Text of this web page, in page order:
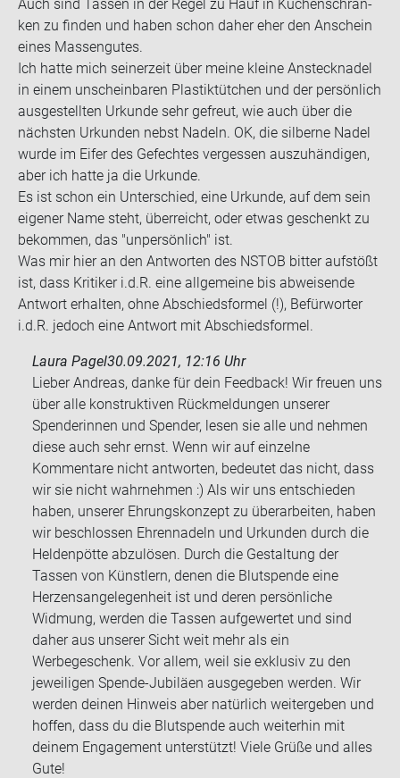
Auch sind Tas­sen in der Regel zu Hauf in Kü­chen­schrän­
ken zu fin­den und haben schon daher eher den An­schein
eines Mas­sen­gu­tes.
Ich hatte mich sei­ner­zeit über meine klei­ne An­steck­na­del
in einem un­schein­ba­ren Plas­tik­tüt­chen und der per­sön­lich
aus­ge­stell­ten Ur­kun­de sehr ge­freut, wie auch über die
nächs­ten Ur­kun­den nebst Na­deln. OK, die sil­ber­ne Nadel
wurde im Eifer des Ge­fech­tes ver­ges­sen aus­zu­hän­di­gen,
aber ich hatte ja die Ur­kun­de.
Es ist schon ein Un­ter­schied, eine Ur­kun­de, auf dem sein
ei­ge­ner Name steht, über­reicht, oder etwas ge­schenkt zu
be­kom­men, das "un­per­sön­lich" ist.
Was mir hier an den Ant­wor­ten des NSTOB bit­ter auf­stößt
ist, dass Kri­ti­ker i.d.R. eine all­ge­mei­ne bis ab­wei­sen­de
Ant­wort er­hal­ten, ohne Ab­schieds­for­mel (!), Be­für­wor­ter
i.d.R. je­doch eine Ant­wort mit Ab­schieds­for­mel.
Laura Pagel30.09.2021, 12:16 Uhr
Lieber Andreas, danke für dein Feedback! Wir freuen uns
über alle konstruktiven Rückmeldungen unserer
Spenderinnen und Spender, lesen sie alle und nehmen
diese auch sehr ernst. Wenn wir auf einzelne
Kommentare nicht antworten, bedeutet das nicht, dass
wir sie nicht wahrnehmen :) Als wir uns entschieden
haben, unserer Ehrungskonzept zu überarbeiten, haben
wir beschlossen Ehrennadeln und Urkunden durch die
Heldenpötte abzulösen. Durch die Gestaltung der
Tassen von Künstlern, denen die Blutspende eine
Herzensangelegenheit ist und deren persönliche
Widmung, werden die Tassen aufgewertet und sind
daher aus unserer Sicht weit mehr als ein
Werbegeschenk. Vor allem, weil sie exklusiv zu den
jeweiligen Spende-Jubiläen ausgegeben werden. Wir
werden deinen Hinweis aber natürlich weitergeben und
hoffen, dass du die Blutspende auch weiterhin mit
deinem Engagement unterstützt! Viele Grüße und alles
Gute!